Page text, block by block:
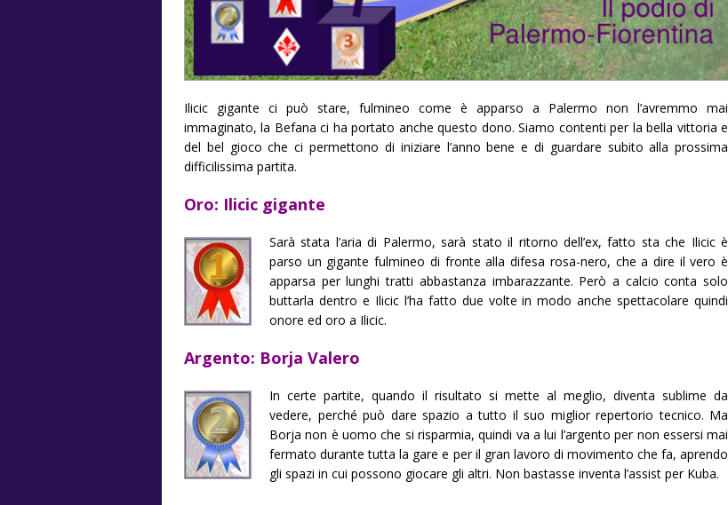
Ilicic gigante ci può stare, fulmineo come è apparso a Palermo non l’avremmo mai
immaginato, la Befana ci ha portato anche questo dono. Siamo contenti per la bella vittoria e
del bel gioco che ci permettono di iniziare l’anno bene e di guardare subito alla prossima
difficilissima partita.
Oro: Ilicic gigante
Sarà stata l’aria di Palermo, sarà stato il ritorno dell’ex, fatto sta che Ilicic è
parso un gigante fulmineo di fronte alla difesa rosa-nero, che a dire il vero è
apparsa per lunghi tratti abbastanza imbarazzante. Però a calcio conta solo
buttarla dentro e Ilicic l’ha fatto due volte in modo anche spettacolare quindi
onore ed oro a Ilicic.
Argento: Borja Valero
In certe partite, quando il risultato si mette al meglio, diventa sublime da
vedere, perché può dare spazio a tutto il suo miglior repertorio tecnico. Ma
Borja non è uomo che si risparmia, quindi va a lui l’argento per non essersi mai
fermato durante tutta la gare e per il gran lavoro di movimento che fa, aprendo
gli spazi in cui possono giocare gli altri. Non bastasse inventa l’assist per Kuba.